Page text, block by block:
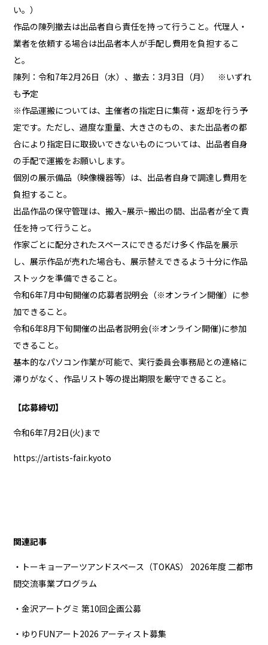
い。）
作品の陳列撤去は出品者自ら責任を持って行うこと。代理人・
業者を依頼する場合は出品者本人が手配し費用を負担するこ
と。
陳列：令和7年2月26日（水）、撤去：3月3日（月） ※いずれ
も予定
※作品運搬については、主催者の指定日に集荷・返却を行う予
定です。ただし、過度な重量、大きさのもの、また出品者の都
合により指定日に取扱いできないものについては、出品者自身
の手配で運搬をお願いします。
個別の展示備品（映像機器等）は、出品者自身で調達し費用を
負担すること。
出品作品の保守管理は、搬入~展示~搬出の間、出品者が全て責
任を持って行うこと。
作家ごとに配分されたスペースにできるだけ多く作品を展示
し、展示作品が売れた場合も、展示替えできるよう十分に作品
ストックを準備できること。
令和6年7月中旬開催の応募者説明会（※オンライン開催）に参
加できること。
令和6年8月下旬開催の出品者説明会(※オンライン開催)に参加
できること。
基本的なパソコン作業が可能で、実行委員会事務局との連絡に
滞りがなく、作品リスト等の提出期限を厳守できること。
【応募締切】
令和6年7月2日(火)まで
https://artists-fair.kyoto
関連記事
・トーキョーアーツアンドスペース（TOKAS） 2026年度 二都市
間交流事業プログラム
・金沢アートグミ 第10回企画公募
・ゆりFUNアート2026 アーティスト募集